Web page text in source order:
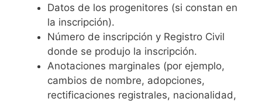
Datos de los progenitores (si constan en
la inscripción).
Número de inscripción y Registro Civil
donde se produjo la inscripción.
Anotaciones marginales (por ejemplo,
cambios de nombre, adopciones,
rectificaciones registrales, nacionalidad,